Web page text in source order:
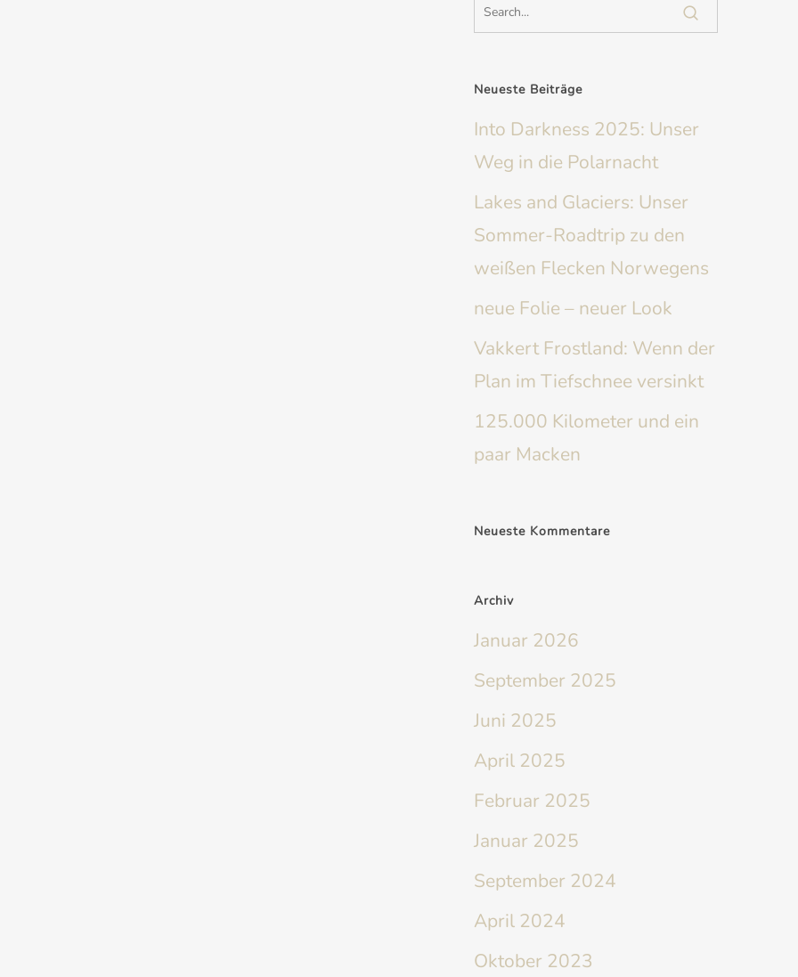
Neueste Beiträge
Into Darkness 2025: Unser
Weg in die Polarnacht
Lakes and Glaciers: Unser
Sommer-Roadtrip zu den
weißen Flecken Norwegens
neue Folie – neuer Look
Vakkert Frostland: Wenn der
Plan im Tiefschnee versinkt
125.000 Kilometer und ein
paar Macken
Neueste Kommentare
Archiv
Januar 2026
September 2025
Juni 2025
April 2025
Februar 2025
Januar 2025
September 2024
April 2024
Oktober 2023